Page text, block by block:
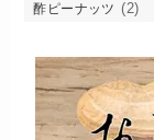
酢ピーナッツ (2)